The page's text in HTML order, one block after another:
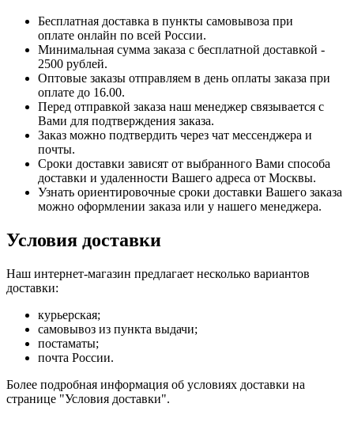
Бесплатная доставка в пункты самовывоза при
оплате онлайн по всей России.
Минимальная сумма заказа с бесплатной доставкой -
2500 рублей.
Оптовые заказы отправляем в день оплаты заказа при
оплате до 16.00.
Перед отправкой заказа наш менеджер связывается с
Вами для подтверждения заказа.
Заказ можно подтвердить через чат мессенджера и
почты.
Сроки доставки зависят от выбранного Вами способа
доставки и удаленности Вашего адреса от Москвы.
Узнать ориентировочные сроки доставки Вашего заказа
можно оформлении заказа или у нашего менеджера.
Условия доставки
Наш интернет-магазин предлагает несколько вариантов
доставки:
курьерская;
самовывоз из пункта выдачи;
постаматы;
почта России.
Более подробная информация об условиях доставки на
странице "Условия доставки".